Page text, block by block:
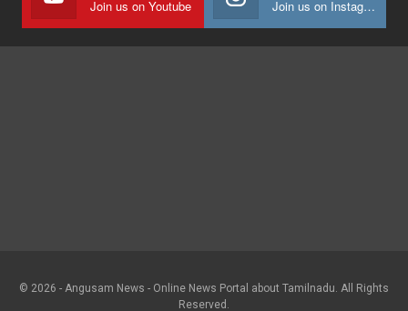
Join us on Youtube Join us on Instagram
© 2026 - Angusam News - Online News Portal about Tamilnadu. All Rights
Reserved.